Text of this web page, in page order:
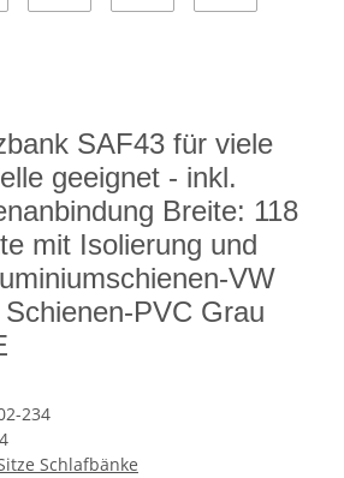
SAF43 für viele
geeignet - inkl.
Breite: 118
mit Isolierung und
VW
PVC Grau
234
Schlafbänke